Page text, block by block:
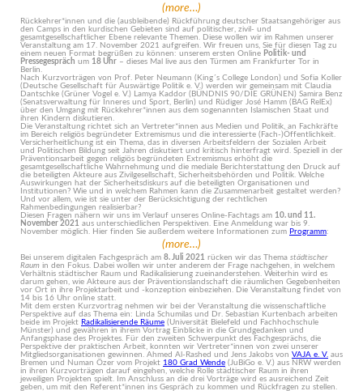
(more…)
Rückkehrer*innen und die (ausbleibende) Rückführung deutscher Staatsangehöriger aus
den Camps in den kurdischen Gebieten sind auf politischer, zivil- und
gesamtgesellschaftlicher Ebene relevante Themen. Diese wollen wir im Rahmen unserer
Veranstaltung am 17. November 2021 aufgreifen. Wir freuen uns, Sie für diesen Tag zu
einem neuen Format begrüßen zu können: unserem ersten Online Politik- und
Pressegespräch um 18 Uhr – dieses Mal live aus den Türmen am Frankfurter Tor in
Berlin.
Nach Kurzvorträgen von Prof. Peter Neumann (King´s College London) und Sofia Koller
(Deutsche Gesellschaft für Auswärtige Politik e. V.) werden wir gemeinsam mit Claudia
Dantschke (Grüner Vogel e. V.) Lamya Kaddor (BÜNDNIS 90/DIE GRÜNEN) Samira Benz
(Senatsverwaltung für Inneres und Sport, Berlin) und Rüdiger José Hamm (BAG RelEx)
über den Umgang mit Rückkehrer*innen aus dem sogenannten Islamischen Staat und
ihren Kindern diskutieren.
Die Veranstaltung richtet sich an Vertreter*innen aus Medien und Politik, an Fachkräfte
im Bereich religiös begründeter Extremismus und die interessierte (Fach-)Öffentlichkeit.
Versicherheitlichung ist ein Thema, das in diversen Arbeitsfeldern der Sozialen Arbeit
und Politischen Bildung seit Jahren diskutiert und kritisch hinterfragt wird. Speziell in der
Präventionsarbeit gegen religiös begründeten Extremismus erhöht die
gesamtgesellschaftliche Wahrnehmung und die mediale Berichterstattung den Druck auf
die beteiligten Akteure aus Zivilgesellschaft, Sicherheitsbehörden und Politik. Welche
Auswirkungen hat der Sicherheitsdiskurs auf die beteiligten Organisationen und
Institutionen? Wie und in welchem Rahmen kann die Zusammenarbeit gestaltet werden?
Und vor allem, wie ist sie unter der Berücksichtigung der rechtlichen
Rahmenbedingungen realisierbar?
Diesen Fragen nähern wir uns im Verlauf unseres Online-Fachtags am 10. und 11.
November 2021 aus unterschiedlichen Perspektiven. Eine Anmeldung war bis 9.
November möglich. Hier finden Sie außerdem weitere Informationen zum Programm:
(more…)
Bei unserem digitalen Fachgespräch am 8. Juli 2021 rücken wir das Thema städtischer
Raum in den Fokus. Dabei wollen wir unter anderem der Frage nachgehen, in welchem
Verhältnis städtischer Raum und Radikalisierung zueinanderstehen. Weiterhin wird es
darum gehen, wie Akteure aus der Präventionslandschaft die räumlichen Gegebenheiten
vor Ort in ihre Projektarbeit und -konzeption einbeziehen. Die Veranstaltung findet von
14 bis 16 Uhr online statt.
Mit dem ersten Kurzvortrag nehmen wir bei der Veranstaltung die wissenschaftliche
Perspektive auf das Thema ein: Linda Schumilas und Dr. Sebastian Kurtenbach arbeiten
beide im Projekt Radikalisierende Räume (Universität Bielefeld und Fachhochschule
Münster) und gewähren in ihrem Vortrag Einblicke in die Grundgedanken und
Anfangsphase des Projektes. Für den zweiten Schwerpunkt des Fachgesprächs, die
Perspektive der praktischen Arbeit, konnten wir Vertreter*innen von zwei unserer
Mitgliedsorganisationen gewinnen. Ahmed Al-Rashed und Jens Jakobs von VAJA e. V. aus
Bremen und Numan Özer vom Projekt 180 Grad Wende (JuBiGo e. V.) aus NRW werden
in ihren Kurzvorträgen darauf eingehen, welche Rolle städtischer Raum in ihren
jeweiligen Projekten spielt. Im Anschluss an die drei Vorträge wird es ausreichend Zeit
geben, um mit den Referent*innen ins Gespräch zu kommen und Rückfragen zu stellen.